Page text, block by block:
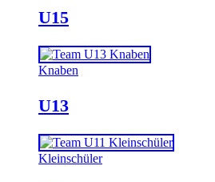
U15
Knaben
U13
Kleinschüler